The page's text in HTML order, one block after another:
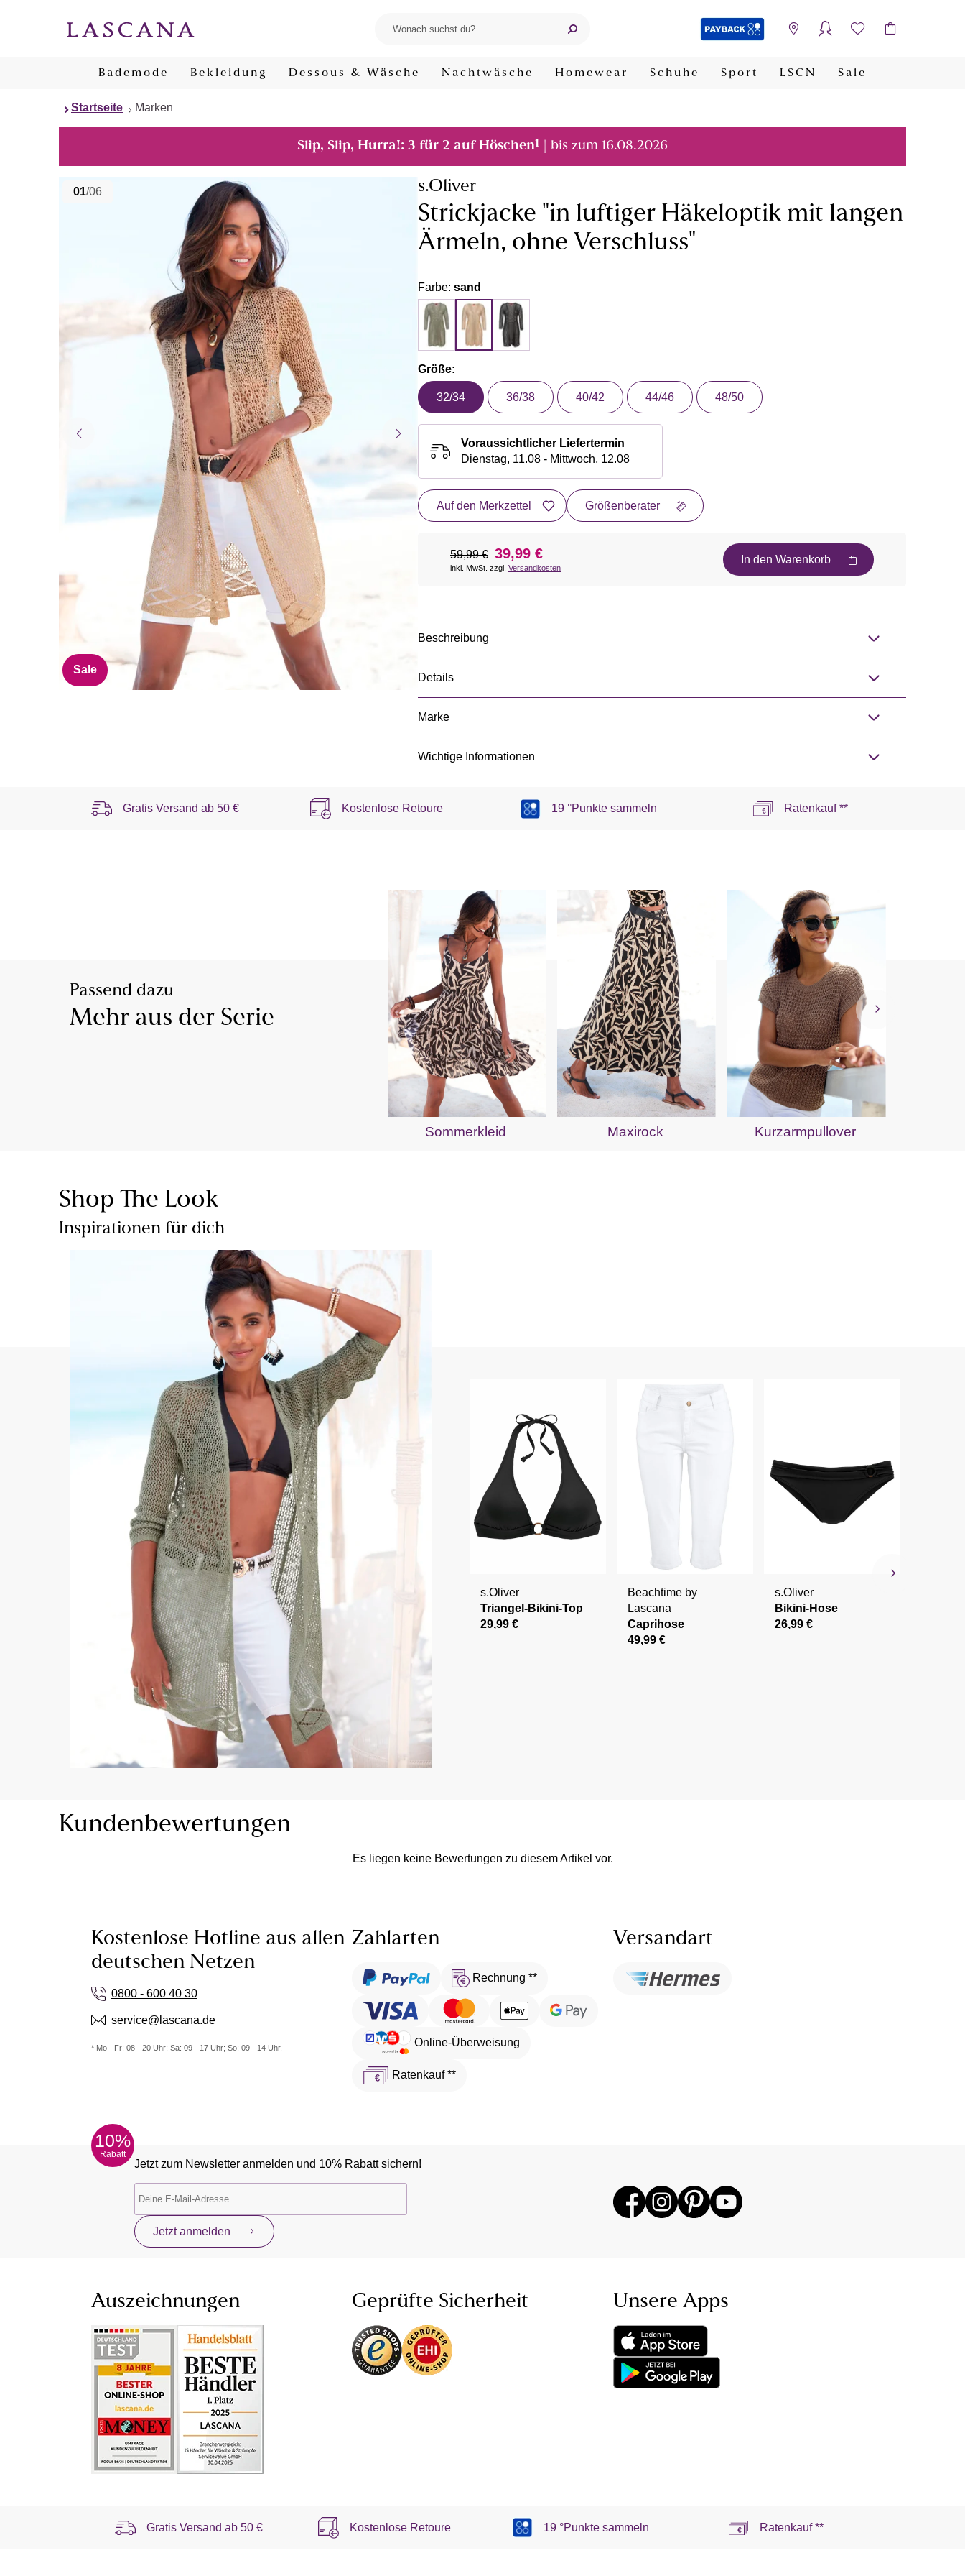
Bademode Bekleidung Dessous & Wäsche Nachtwäsche Homewear Schuhe Sport LSCN Sale
Startseite Marken
Slip, Slip, Hurra!: 3 für 2 auf Höschen1 | bis zum 16.08.2026
01/06
Sale
s.Oliver
Strickjacke "in luftiger Häkeloptik mit langen
Ärmeln, ohne Verschluss"
Farbe: sand
Größe:
32/34 36/38 40/42 44/46 48/50
Voraussichtlicher Liefertermin
Dienstag, 11.08 - Mittwoch, 12.08
Auf den Merkzettel Größenberater
59,99 € 39,99 €
inkl. MwSt. zzgl. Versandkosten
In den Warenkorb
Beschreibung
Details
Marke
Wichtige Informationen
Gratis Versand ab 50 € Kostenlose Retoure 19 °Punkte sammeln Ratenkauf **
Passend dazu
Mehr aus der Serie
Sommerkleid Maxirock Kurzarmpullover
Shop The Look
Inspirationen für dich
s.Oliver
Triangel-Bikini-Top
29,99 €
Beachtime by
Lascana
Caprihose
49,99 €
s.Oliver
Bikini-Hose
26,99 €
Kundenbewertungen
Es liegen keine Bewertungen zu diesem Artikel vor.
Kostenlose Hotline aus allen
deutschen Netzen
0800 - 600 40 30
service@lascana.de
* Mo - Fr: 08 - 20 Uhr; Sa: 09 - 17 Uhr; So: 09 - 14 Uhr.
Zahlarten
Rechnung **
Online-Überweisung
Ratenkauf **
Versandart
10%
Rabatt
Jetzt zum Newsletter anmelden und 10% Rabatt sichern!
Jetzt anmelden
Auszeichnungen Geprüfte Sicherheit Unsere Apps
Gratis Versand ab50 € Kostenlose Retoure 19 °Punkte sammeln Ratenkauf **